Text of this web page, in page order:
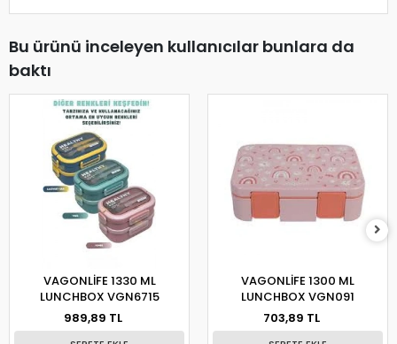
Bu ürünü inceleyen kullanıcılar bunlara da
baktı
VAGONLİFE 1330 ML
LUNCHBOX VGN6715
989,89 TL
VAGONLİFE 1300 ML
LUNCHBOX VGN091
703,89 TL